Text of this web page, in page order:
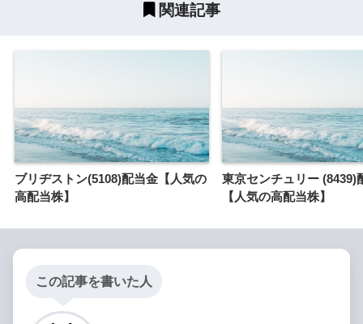
関連記事
ブリヂストン(5108)配当金【人気の
高配当株】
東京センチュリー (8439)
【人気の高配当株】
この記事を書いた人